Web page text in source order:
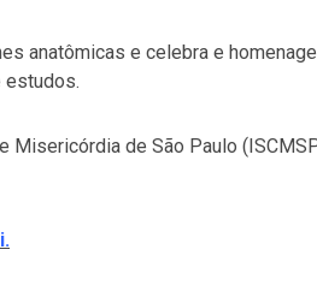
anatômicas e celebra e
estudos.
Misericórdia de São Paulo